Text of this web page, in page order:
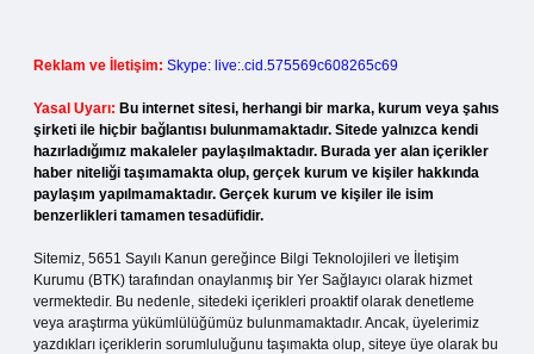
Reklam ve İletişim: Skype: live:.cid.575569c608265c69
Yasal Uyarı: Bu internet sitesi, herhangi bir marka, kurum veya şahıs
şirketi ile hiçbir bağlantısı bulunmamaktadır. Sitede yalnızca kendi
hazırladığımız makaleler paylaşılmaktadır. Burada yer alan içerikler
haber niteliği taşımamakta olup, gerçek kurum ve kişiler hakkında
paylaşım yapılmamaktadır. Gerçek kurum ve kişiler ile isim
benzerlikleri tamamen tesadüfidir.
Sitemiz, 5651 Sayılı Kanun gereğince Bilgi Teknolojileri ve İletişim
Kurumu (BTK) tarafından onaylanmış bir Yer Sağlayıcı olarak hizmet
vermektedir. Bu nedenle, sitedeki içerikleri proaktif olarak denetleme
veya araştırma yükümlülüğümüz bulunmamaktadır. Ancak, üyelerimiz
yazdıkları içeriklerin sorumluluğunu taşımakta olup, siteye üye olarak bu